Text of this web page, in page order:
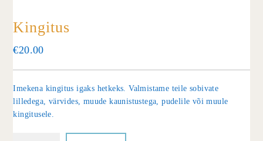
Kingitus
€20.00
Imekena kingitus igaks hetkeks. Valmistame teile sobivate
lilledega, värvides, muude kaunistustega, pudelile või muule
kingitusele.